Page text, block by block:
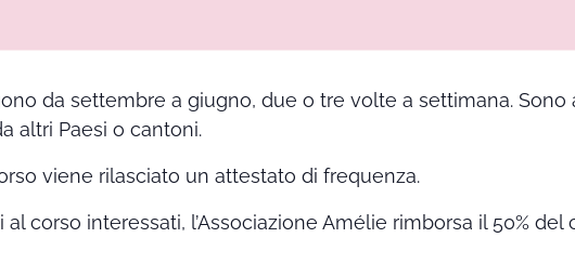
da settembre a giugno, due o tre volte a settimana.
altri Paesi o cantoni.
viene rilasciato un attestato di frequenza.
al corso interessati, l’Associazione Amélie rimborsa il 50%